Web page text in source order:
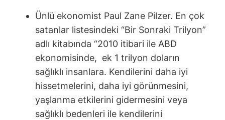
Ünlü ekonomist Paul Zane Pilzer. En çok
satanlar listesindeki “Bir Sonraki Trilyon”
adlı kitabında “2010 itibari ile ABD
ekonomisinde, ek 1 trilyon doların
sağlıklı insanlara. Kendilerini daha iyi
hissetmelerini, daha iyi görünmesini,
yaşlanma etkilerini gidermesini veya
sağlıklı bedenleri ile kendilerini